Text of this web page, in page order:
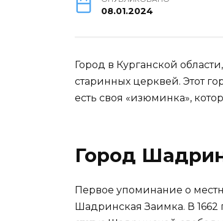
08.01.2024
Город в Курганской
старинных церквей. Этот
есть своя «изюминка»,
Город
Первое упоминание о
Шадринская Заимка. В